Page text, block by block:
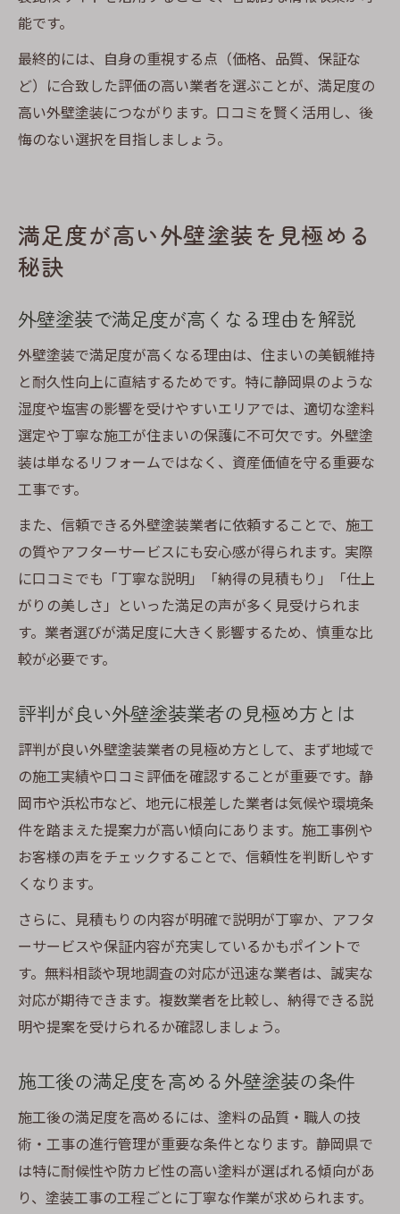
能です。
最終的には、自身の重視する点（価格、品質、保証な
ど）に合致した評価の高い業者を選ぶことが、満足度の
高い外壁塗装につながります。口コミを賢く活用し、後
悔のない選択を目指しましょう。
満足度が高い外壁塗装を見極める
秘訣
外壁塗装で満足度が高くなる理由を解説
外壁塗装で満足度が高くなる理由は、住まいの美観維持
と耐久性向上に直結するためです。特に静岡県のような
湿度や塩害の影響を受けやすいエリアでは、適切な塗料
選定や丁寧な施工が住まいの保護に不可欠です。外壁塗
装は単なるリフォームではなく、資産価値を守る重要な
工事です。
また、信頼できる外壁塗装業者に依頼することで、施工
の質やアフターサービスにも安心感が得られます。実際
に口コミでも「丁寧な説明」「納得の見積もり」「仕上
がりの美しさ」といった満足の声が多く見受けられま
す。業者選びが満足度に大きく影響するため、慎重な比
較が必要です。
評判が良い外壁塗装業者の見極め方とは
評判が良い外壁塗装業者の見極め方として、まず地域で
の施工実績や口コミ評価を確認することが重要です。静
岡市や浜松市など、地元に根差した業者は気候や環境条
件を踏まえた提案力が高い傾向にあります。施工事例や
お客様の声をチェックすることで、信頼性を判断しやす
くなります。
さらに、見積もりの内容が明確で説明が丁寧か、アフタ
ーサービスや保証内容が充実しているかもポイントで
す。無料相談や現地調査の対応が迅速な業者は、誠実な
対応が期待できます。複数業者を比較し、納得できる説
明や提案を受けられるか確認しましょう。
施工後の満足度を高める外壁塗装の条件
施工後の満足度を高めるには、塗料の品質・職人の技
術・工事の進行管理が重要な条件となります。静岡県で
は特に耐候性や防カビ性の高い塗料が選ばれる傾向があ
り、塗装工事の工程ごとに丁寧な作業が求められます。